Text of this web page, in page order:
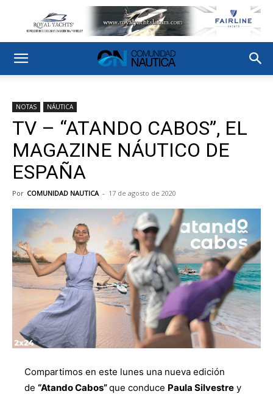
NOTAS NÁUTICA
TV – “ATANDO CABOS”, EL
MAGAZINE NÁUTICO DE
ESPAÑA
Por COMUNIDAD NAUTICA - 17 de agosto de 2020
Compartimos en este lunes una nueva edición
de “Atando Cabos”que conduce Paula Silvestre y